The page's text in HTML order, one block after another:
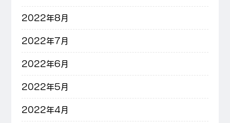
2022年8月
2022年7月
2022年6月
2022年5月
2022年4月